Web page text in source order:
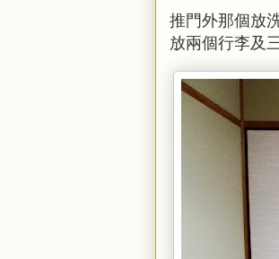
推門外那個放
放兩個行李及